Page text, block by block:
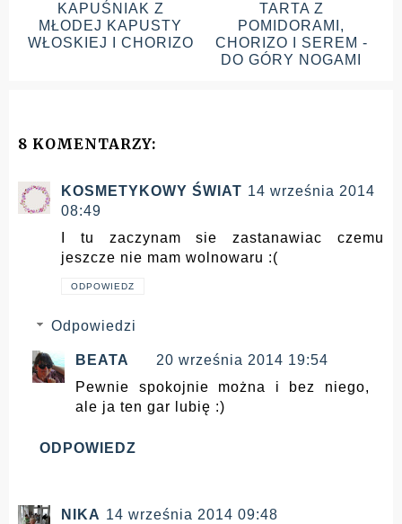
KAPUŚNIAK Z
MŁODEJ KAPUSTY
WŁOSKIEJ I CHORIZO
TARTA Z
POMIDORAMI,
CHORIZO I SEREM -
DO GÓRY NOGAMI
8 KOMENTARZY:
KOSMETYKOWY ŚWIAT 14 września 2014
08:49
I tu zaczynam sie zastanawiac czemu
jeszcze nie mam wolnowaru :(
ODPOWIEDZ
Odpowiedzi
BEATA
20 września 2014 19:54
Pewnie spokojnie można i bez niego,
ale ja ten gar lubię :)
ODPOWIEDZ
NIKA 14 września 2014 09:48